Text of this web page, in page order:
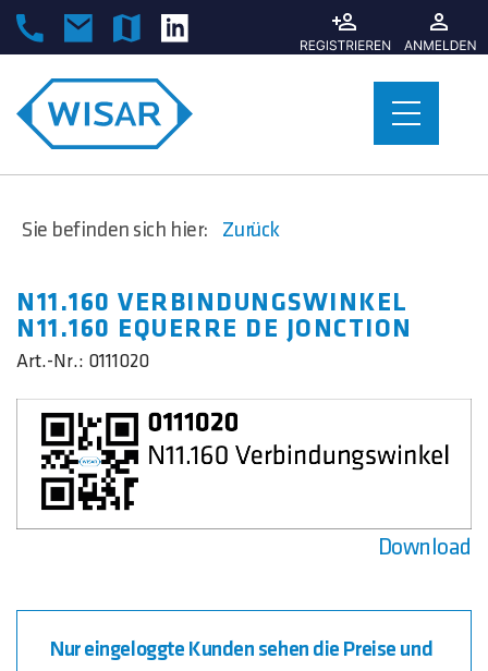
Sie befinden sich hier: Zurück
N11.160 VERBINDUNGSWINKEL
N11.160 EQUERRE DE JONCTION
Art.-Nr.: 0111020
Download
Nur eingeloggte Kunden sehen die Preise und